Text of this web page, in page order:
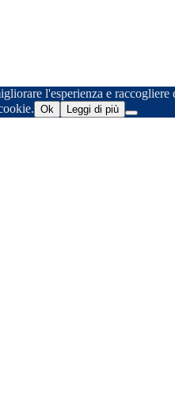
l'esperienza e
Ok Leggi di più